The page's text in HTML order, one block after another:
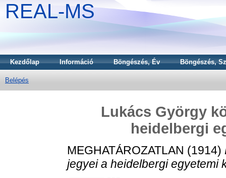
REAL-MS
Kezdőlap Információ Böngészés, Év Böngészés,
Belépés
Lukács György
heidelbergi
MEGHATÁROZATLAN (1914)
jegyei a heidelbergi egyetemi